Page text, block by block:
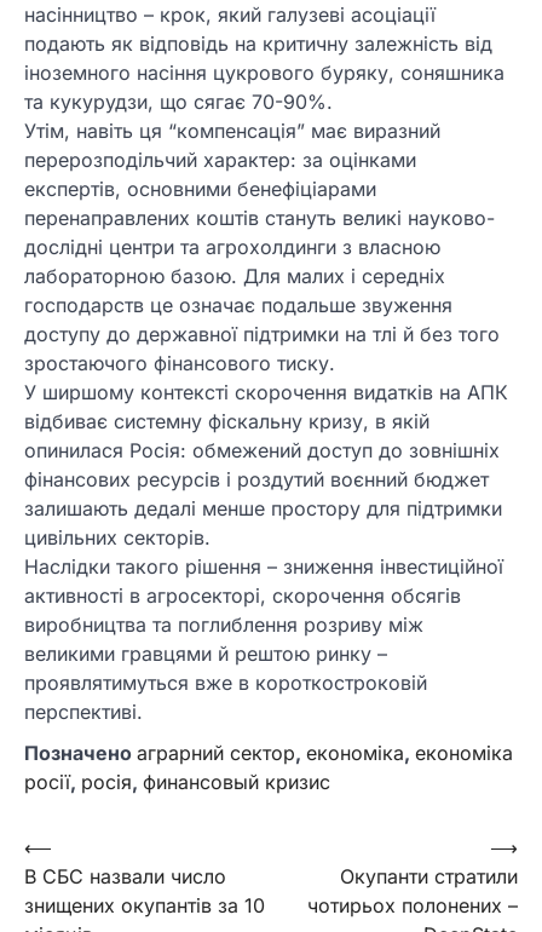
насінництво – крок, який галузеві асоціації
подають як відповідь на критичну залежність від
іноземного насіння цукрового буряку, соняшника
та кукурудзи, що сягає 70-90%.
Утім, навіть ця “компенсація” має виразний
перерозподільчий характер: за оцінками
експертів, основними бенефіціарами
перенаправлених коштів стануть великі науково-
дослідні центри та агрохолдинги з власною
лабораторною базою. Для малих і середніх
господарств це означає подальше звуження
доступу до державної підтримки на тлі й без того
зростаючого фінансового тиску.
У ширшому контексті скорочення видатків на АПК
відбиває системну фіскальну кризу, в якій
опинилася Росія: обмежений доступ до зовнішніх
фінансових ресурсів і роздутий воєнний бюджет
залишають дедалі менше простору для підтримки
цивільних секторів.
Наслідки такого рішення – зниження інвестиційної
активності в агросекторі, скорочення обсягів
виробництва та поглиблення розриву між
великими гравцями й рештою ринку –
проявлятимуться вже в короткостроковій
перспективі.
Позначено аграрний сектор, економіка, економіка
росії, росія, финансовый кризис
Навігація
записів
⟵
В СБС назвали число
знищених окупантів за 10
Окупанти стратили
чотирьох полонених –
⟶